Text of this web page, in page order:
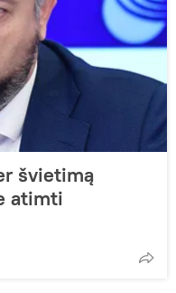
švietimą
atimti